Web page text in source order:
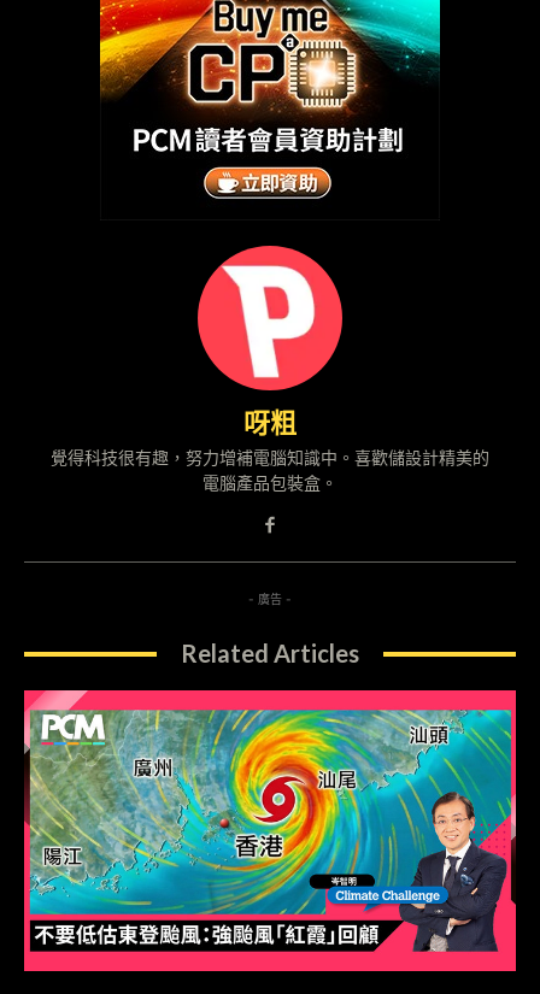
呀粗
覺得科技很有趣，努力增補電腦知識中。喜歡儲設計精美的
電腦產品包裝盒。
- 廣告 -
Related Articles